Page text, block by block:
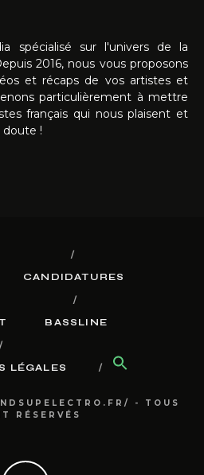
spécialisé sur l'univers de la
2016, nous vous proposons
et récaps de vos artistes et
particulièrement à mettre
français qui nous plaisent et
doute !
CANDIDATURES
BASSLINE
LÉGALES
- TOUS
RÉSERVÉS